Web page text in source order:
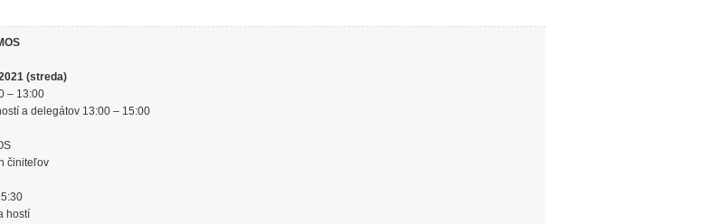
(streda)
– 13:00
a delegátov 13:00 – 15:00
činiteľov
hostí